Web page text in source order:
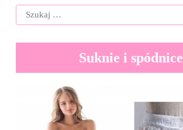
Suknie i spódnice